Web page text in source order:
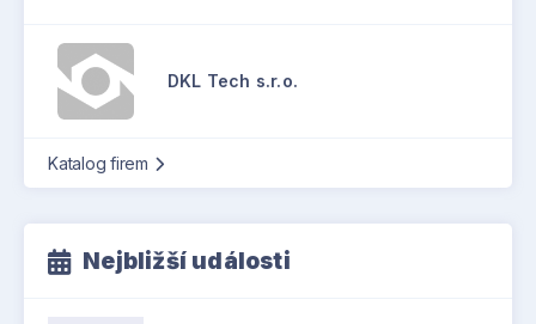
DKL Tech s.r.o.
Katalog firem
Nejbližší události